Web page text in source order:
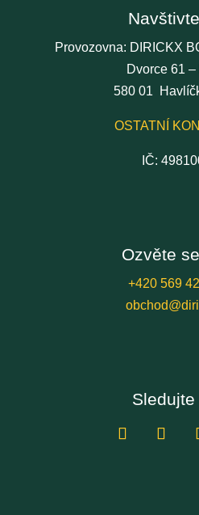
Provozovna: DIRICKX
Dvorce 61 –
580 01
OSTATNÍ
IČ:
Ozvěte
+420 569
Sledujte